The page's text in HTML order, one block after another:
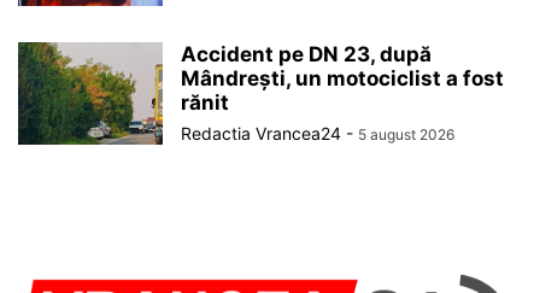
Accident pe DN 23, după
Mândrești, un motociclist a fost
rănit
Redactia Vrancea24 - 5 august 2026